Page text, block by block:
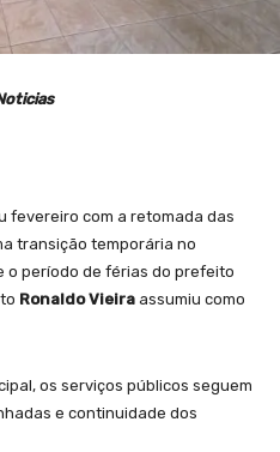
fevereiro com a retomada das
transição temporária no
o período de férias do prefeito
Ronaldo Vieira assumiu como
os serviços públicos seguem
e continuidade dos